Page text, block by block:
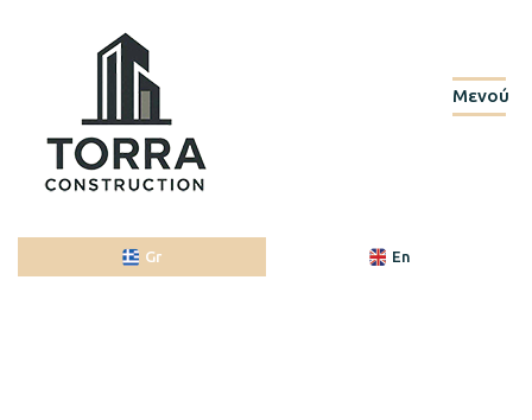
Μενού
Gr En